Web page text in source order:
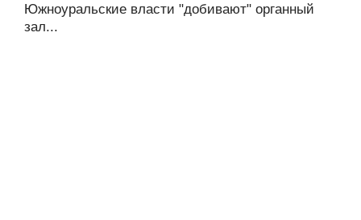
Южноуральские власти "добивают" органный
зал...